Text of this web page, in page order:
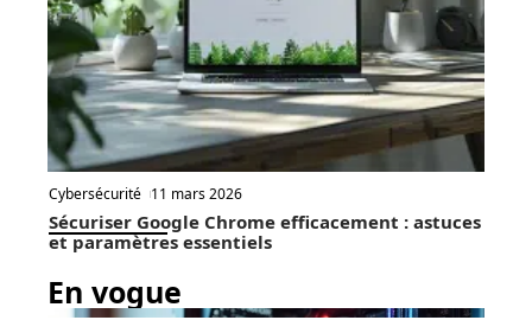
Cybersécurité 11 mars 2026
Sécuriser Google Chrome efficacement : astuces
et paramètres essentiels
En vogue